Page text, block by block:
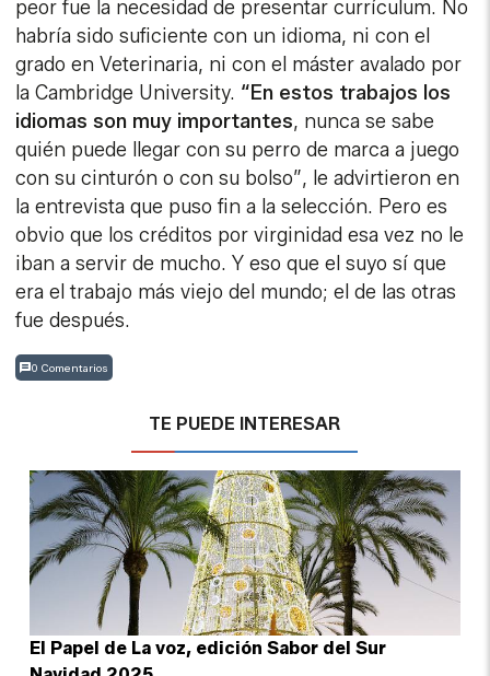
peor fue la necesidad de presentar currículum. No
habría sido suficiente con un idioma, ni con el
grado en Veterinaria, ni con el máster avalado por
la Cambridge University. “En estos trabajos los
idiomas son muy importantes, nunca se sabe
quién puede llegar con su perro de marca a juego
con su cinturón o con su bolso”, le advirtieron en
la entrevista que puso fin a la selección. Pero es
obvio que los créditos por virginidad esa vez no le
iban a servir de mucho. Y eso que el suyo sí que
era el trabajo más viejo del mundo; el de las otras
fue después.
0 Comentarios
TE PUEDE INTERESAR
El Papel de La voz, edición Sabor del Sur